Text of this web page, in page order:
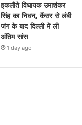
इकलौते विधायक उमाशंकर
सिंह का निधन, कैंसर से लंबी
जंग के बाद दिल्ली में ली
अंतिम सांस
1 day ago